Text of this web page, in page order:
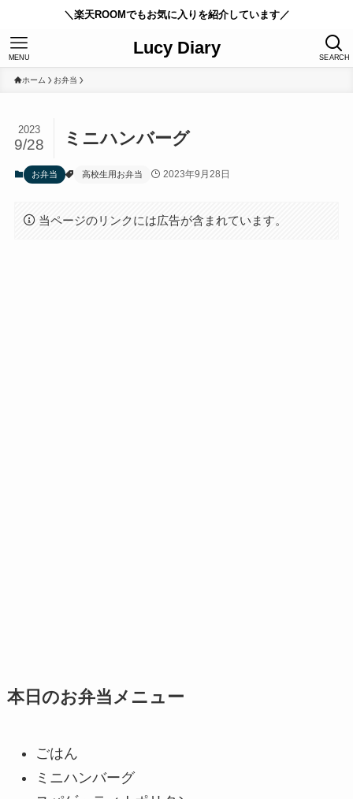
＼楽天ROOMでもお気に入りを紹介しています／
Lucy Diary SEARCH
MENU
ホーム お弁当
ミニハンバーグ
2023
9/28
お弁当 高校生用お弁当 2023年9月28日
当ページのリンクには広告が含まれています。
本日のお弁当メニュー
ごはん
ミニハンバーグ